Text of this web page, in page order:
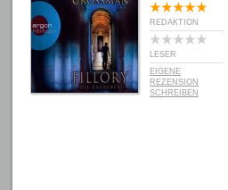
REDAKTION
LESER
EIGENE
REZENSION
SCHREIBEN